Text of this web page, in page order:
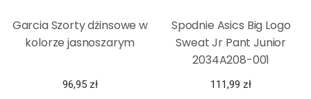
Garcia Szorty dżinsowe w
kolorze jasnoszarym
96,95 zł
Spodnie Asics Big Logo
Sweat Jr Pant Junior
2034A208-001
111,99 zł